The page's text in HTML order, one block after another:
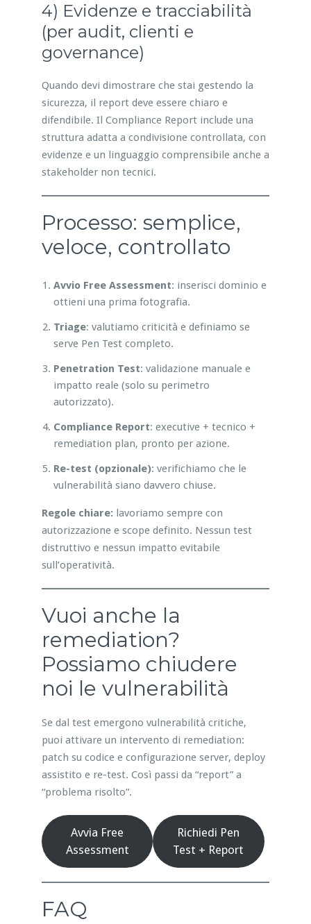
4) Evidenze e tracciabilità
(per audit, clienti e
governance)
Quando devi dimostrare che stai gestendo la
sicurezza, il report deve essere chiaro e
difendibile. Il Compliance Report include una
struttura adatta a condivisione controllata, con
evidenze e un linguaggio comprensibile anche a
stakeholder non tecnici.
Processo: semplice,
veloce, controllato
Avvio Free Assessment: inserisci dominio e
ottieni una prima fotografia.
Triage: valutiamo criticità e definiamo se
serve Pen Test completo.
Penetration Test: validazione manuale e
impatto reale (solo su perimetro
autorizzato).
Compliance Report: executive + tecnico +
remediation plan, pronto per azione.
Re-test (opzionale): verifichiamo che le
vulnerabilità siano davvero chiuse.
Regole chiare: lavoriamo sempre con
autorizzazione e scope definito. Nessun test
distruttivo e nessun impatto evitabile
sull’operatività.
Vuoi anche la
remediation?
Possiamo chiudere
noi le vulnerabilità
Se dal test emergono vulnerabilità critiche,
puoi attivare un intervento di remediation:
patch su codice e configurazione server, deploy
assistito e re-test. Così passi da “report” a
“problema risolto”.
Avvia Free
Assessment
Richiedi Pen
Test + Report
FAQ